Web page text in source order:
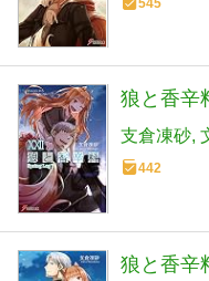
545
狼と香辛
支倉凍砂
442
狼と香辛